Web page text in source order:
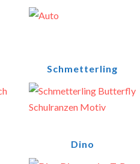
Schmetterling
Dino